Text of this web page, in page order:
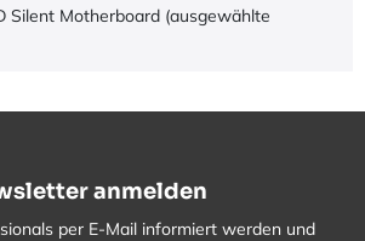
Silent Motherboard (ausgewählte
anmelden
per E-Mail informiert werden und